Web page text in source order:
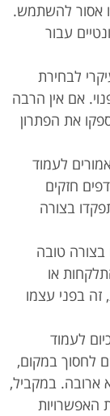
אסור להשתמש.
עבור
לבחירת
אם אין הרבה
את הפתרון
לעמוד
חזקים
בצורה
בצורה טובה
או
בפני עצמו
לעמוד
לחסוך במקום,
ארובה. במקביל,
האפשרויות